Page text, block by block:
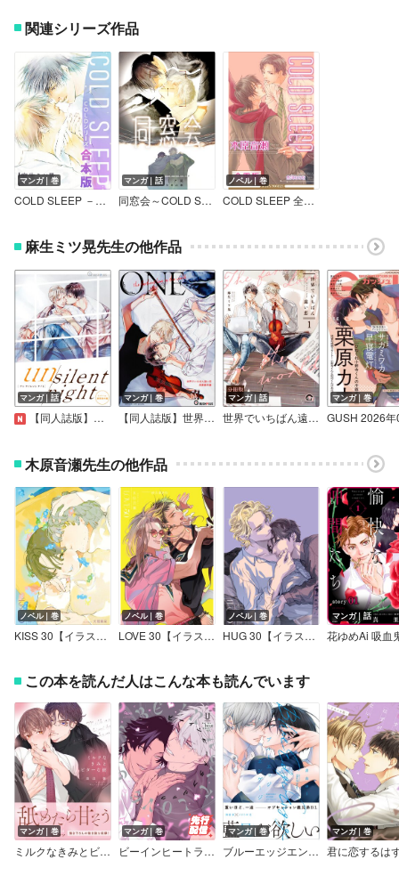
関連シリーズ作品
マンガ｜巻
COLD SLEEP －COLDシリーズ－《コミック》【合本版】
マンガ｜話
同窓会～COLD SLEEP～
ノベル｜巻
COLD SLEEP 全3巻【合冊版】【イラスト入り】
麻生ミツ晃先生の他作品
マンガ｜話
【同人誌版】リバース
マンガ｜巻
【同人誌版】世界でいちばん遠い恋
マンガ｜話
世界でいちばん遠い恋（分冊版）
マンガ｜巻
木原音瀬先生の他作品
ノベル｜巻
KISS 30【イラスト入り】
ノベル｜巻
LOVE 30【イラスト入り】
ノベル｜巻
HUG 30【イラスト入り】
マンガ｜話
この本を読んだ人はこんな本も読んでいます
マンガ｜巻
ミルクなきみとビターな彼【コミックス版】
マンガ｜巻
ビーインヒートラブシック 【電子限定特典付き】
マンガ｜巻
ブルーエッジエンゲージ【コミックス版】
マンガ｜巻